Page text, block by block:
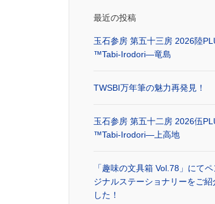
最近の投稿
玉石参房 第五十三房 2026陸
™Tabi-Irodori―竜島
TWSBI万年筆の魅力再発見！
玉石参房 第五十二房 2026伍
™Tabi-Irodori―上高地
「趣味の文具箱 Vol.78」にて
ジナルステーショナリーをご紹
した！